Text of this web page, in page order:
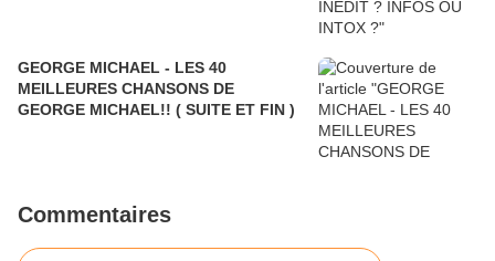
GEORGE MICHAEL - LES 40
MEILLEURES CHANSONS DE
GEORGE MICHAEL!! ( SUITE ET FIN )
Commentaires